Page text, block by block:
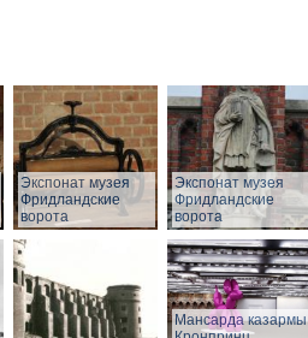
Экспонат музея
Фридландские
ворота
Экспонат музея
Фридландские
ворота
Мансарда казармы